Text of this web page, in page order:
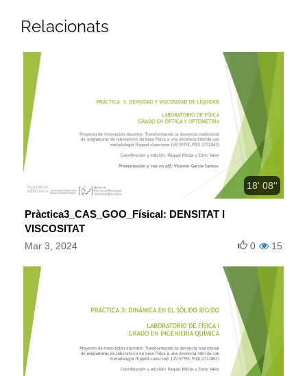
Relacionats
18' 08''
Pràctica3_CAS_GOO_FísicaI: DENSITAT I
VISCOSITAT
Mar 3, 2024 15
0